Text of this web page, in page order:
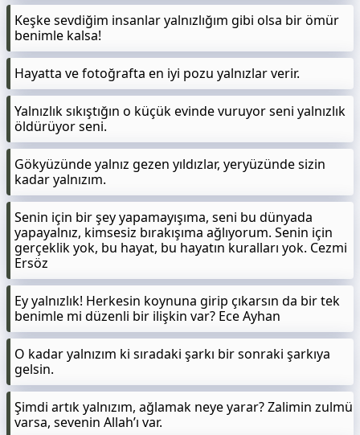
Keşke sevdiğim insanlar yalnızlığım gibi olsa bir ömür
benimle kalsa!
Hayatta ve fotoğrafta en iyi pozu yalnızlar verir.
Yalnızlık sıkıştığın o küçük evinde vuruyor seni yalnızlık
öldürüyor seni.
Gökyüzünde yalnız gezen yıldızlar, yeryüzünde sizin
kadar yalnızım.
Senin için bir şey yapamayışıma, seni bu dünyada
yapayalnız, kimsesiz bırakışıma ağlıyorum. Senin için
gerçeklik yok, bu hayat, bu hayatın kuralları yok. Cezmi
Ersöz
Ey yalnızlık! Herkesin koynuna girip çıkarsın da bir tek
benimle mi düzenli bir ilişkin var? Ece Ayhan
O kadar yalnızım ki sıradaki şarkı bir sonraki şarkıya
gelsin.
Şimdi artık yalnızım, ağlamak neye yarar? Zalimin zulmü
varsa, sevenin Allah’ı var.